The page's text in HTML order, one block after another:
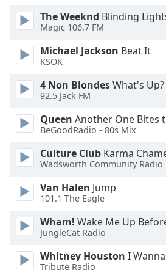
Font
Text
Style
Font
Family
Done
Close
Dialog
End
dialog
The Weeknd Blinding
Magic 106.7 FM
Michael Jackson Beat It
KSOK
4 Non BlondesWhat's Up?
92.5 Jack FM
Queen Another One Bites
BeGoodRadio - 80s Mix
Culture Club Karma
Wadsworth Community Radio
Van Halen Jump
101.1 The Eagle
Wham! Wake Me Up
JungleCat Radio
Whitney Houston I Wanna
Tribute Radio